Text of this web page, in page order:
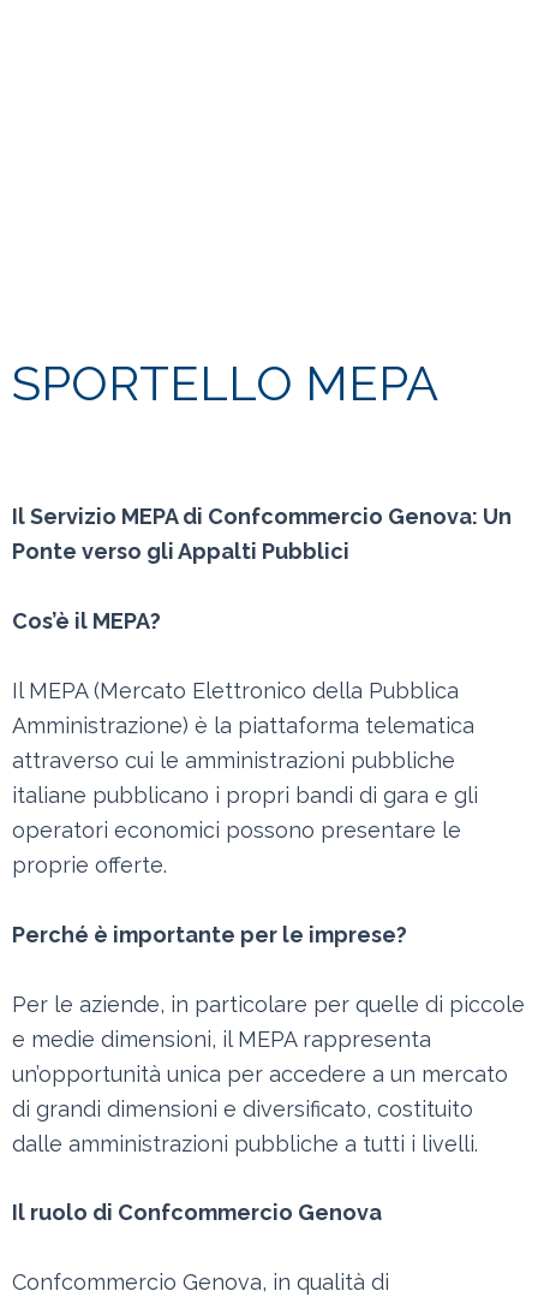
SPORTELLO MEPA
Il Servizio MEPA di Confcommercio Genova: Un
Ponte verso gli Appalti Pubblici
Cos’è il MEPA?
Il MEPA (Mercato Elettronico della Pubblica
Amministrazione) è la piattaforma telematica
attraverso cui le amministrazioni pubbliche
italiane pubblicano i propri bandi di gara e gli
operatori economici possono presentare le
proprie offerte.
Perché è importante per le imprese?
Per le aziende, in particolare per quelle di piccole
e medie dimensioni, il MEPA rappresenta
un’opportunità unica per accedere a un mercato
di grandi dimensioni e diversificato, costituito
dalle amministrazioni pubbliche a tutti i livelli.
Il ruolo di Confcommercio Genova
Confcommercio Genova, in qualità di